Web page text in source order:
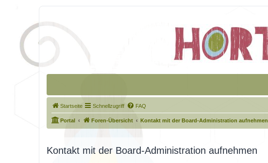
Startseite Schnellzugriff FAQ
Portal Foren-Übersicht Kontakt mit der Board-Administration aufnehmen
Kontakt mit der Board-Administration aufnehmen